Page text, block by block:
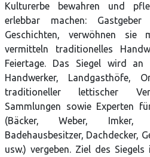
Kulturerbe bewahren und
erlebbar machen:
Geschichten, verwöhnen sie
vermitteln traditionelles
Feiertage. Das Siegel wird an
Handwerker, Landgasthöfe,
traditioneller lettischer
Sammlungen sowie Experten
(Bäcker, Weber, Imker,
Badehausbesitzer, Dachdecker,
usw.) vergeben. Ziel des